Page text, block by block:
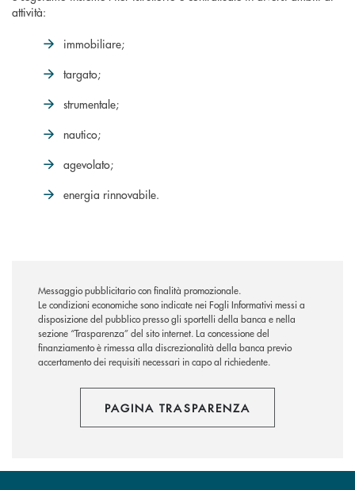
attività:
immobiliare;
targato;
strumentale;
nautico;
agevolato;
energia rinnovabile.
Messaggio pubblicitario con finalità promozionale.
Le condizioni economiche sono indicate nei Fogli Informativi messi a
disposizione del pubblico presso gli sportelli della banca e nella
sezione “Trasparenza” del sito internet.La concessione del
finanziamento è rimessa alla discrezionalità della banca previo
accertamento dei requisiti necessari in capo al richiedente.
PAGINA TRASPARENZA